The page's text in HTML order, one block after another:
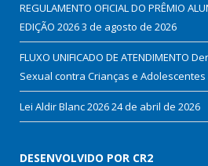
REGULAMENTO OFICIAL DO PRÊMIO
EDIÇÃO 20263 de agosto de 2026
FLUXO UNIFICADO DE ATENDIMENTO
Sexual contra Crianças e Adolescentes
Lei Aldir Blanc 202624 de abril de 2026
DESENVOLVIDO POR CR2